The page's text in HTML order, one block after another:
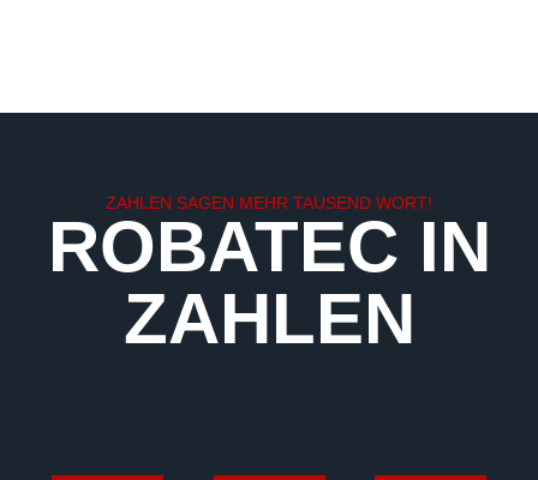
ZAHLEN SAGEN MEHR TAUSEND WORT!
ROBATEC IN
ZAHLEN